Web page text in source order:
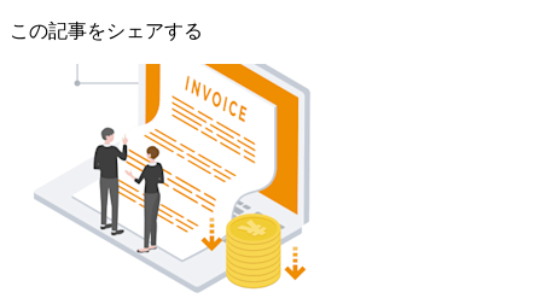
この記事をシェアする